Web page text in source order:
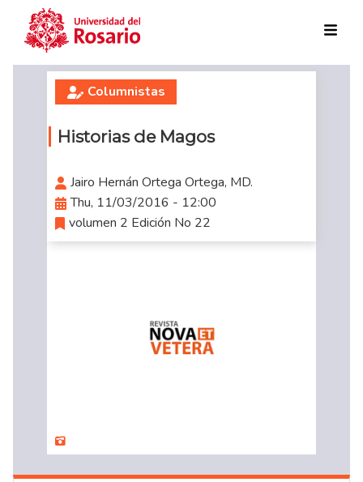
Skip to main content
Columnistas
Historias de Magos
Jairo Hernán Ortega Ortega, MD.
Thu, 11/03/2016 - 12:00
volumen 2 Edición No 22